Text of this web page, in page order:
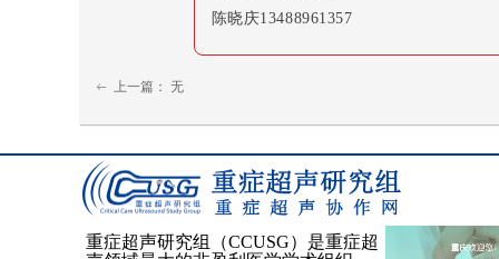
陈晓庆13488961357
ꂃ 上一篇： 无
重症超声研究组（CCUSG）是重症超